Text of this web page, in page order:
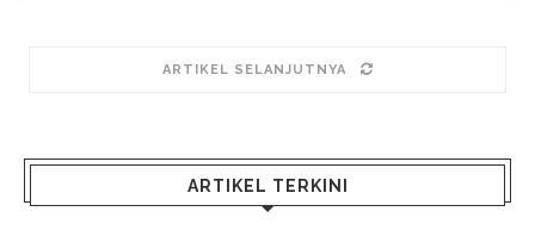
ARTIKEL SELANJUTNYA
ARTIKEL TERKINI